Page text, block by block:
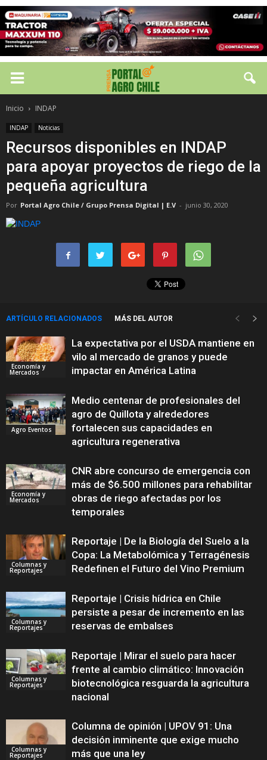
Inicio INDAP
INDAP Noticias
Recursos disponibles en INDAP
para apoyar proyectos de riego de la
pequeña agricultura
Por Portal Agro Chile / Grupo Prensa Digital | E.V - junio 30, 2020
ARTÍCULO RELACIONADOS MÁS DEL AUTOR
Economía y
Mercados
La expectativa por el USDA mantiene en
vilo al mercado de granos y puede
impactar en América Latina
Agro Eventos
Medio centenar de profesionales del
agro de Quillota y alrededores
fortalecen sus capacidades en
agricultura regenerativa
Economía y
Mercados
CNR abre concurso de emergencia con
más de $6.500 millones para rehabilitar
obras de riego afectadas por los
temporales
Columnas y
Reportajes
Reportaje | De la Biología del Suelo a la
Copa: La Metabolómica y Terragénesis
Redefinen el Futuro del Vino Premium
Columnas y
Reportajes
Reportaje | Crisis hídrica en Chile
persiste a pesar de incremento en las
reservas de embalses
Columnas y
Reportajes
Reportaje | Mirar el suelo para hacer
frente al cambio climático: Innovación
biotecnológica resguarda la agricultura
nacional
Columnas y
Reportajes
Columna de opinión | UPOV 91: Una
decisión inminente que exige mucho
más que una ley